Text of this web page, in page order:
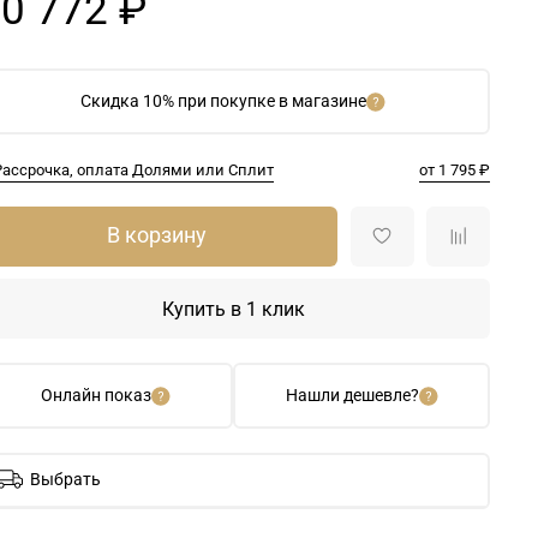
Скидка 10% при покупке в магазине
оплата Долями или Сплит от 1 795 ₽
772 ₽
Онлайн показ Нашли дешевле?
В корзину
Купить в 1 клик
Выбрать